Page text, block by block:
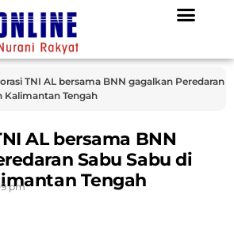
TNI AL bersama BNN gagalkan Peredaran
Kalimantan Tengah
AL bersama BNN
Sabu Sabu di
Tengah
pm